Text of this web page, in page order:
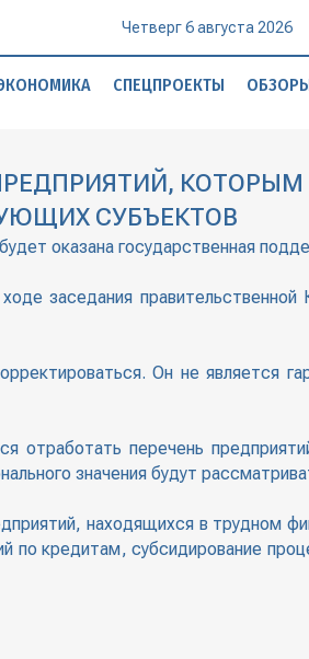
Четверг 6 августа 2026
СПЕЦПРОЕКТЫ
КОТОРЫМ
СУБЪЕКТОВ
оказана государственная
заседания
Он не является
отработать перечень
значения будут
находящихся в трудном
по кредитам, субсидирование